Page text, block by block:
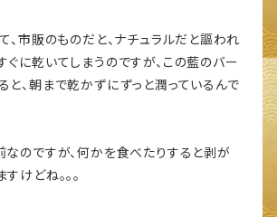
、市販のものだと、ナチュラルだと謳われ
ぐに乾いてしまうのですが、この藍のバー
と、朝まで乾かずにずっと潤っているんで
なのですが、何かを食べたりすると剥が
けどね。。。